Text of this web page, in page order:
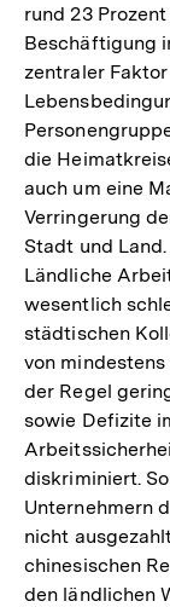
rund 23
Beschäftigung
zentraler
die
auch um eine
Verringerung
Stadt und Land.
Ländliche
wesentlich
städtischen
von
der Regel
sowie Defizite
diskriminiert.
Unternehmern
nicht
chinesischen
den ländlichen